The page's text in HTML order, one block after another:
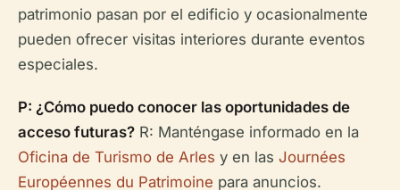
patrimonio pasan por el edificio y ocasionalmente
pueden ofrecer visitas interiores durante eventos
especiales.
P: ¿Cómo puedo conocer las oportunidades de
acceso futuras? R: Manténgase informado en la
Oficina de Turismo de Arles y en las Journées
Européennes du Patrimoine para anuncios.